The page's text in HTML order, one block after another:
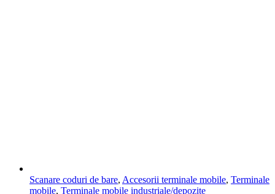
Scanare coduri de bare, Accesorii terminale mobile, Terminale
mobile, Terminale mobile industriale/depozite